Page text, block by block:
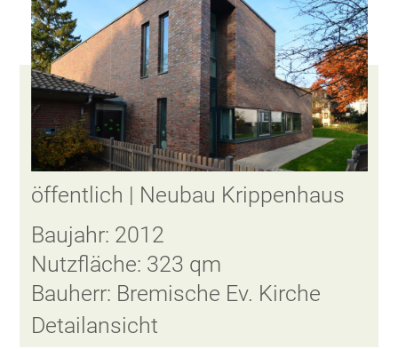
öffentlich | Neubau Krippenhaus
Baujahr: 2012
Nutzfläche: 323 qm
Bauherr: Bremische Ev. Kirche
Detailansicht